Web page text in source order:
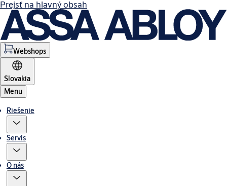
Prejsť na hlavný obsah
Webshops
Slovakia
Menu
Riešenie
Servis
O nás